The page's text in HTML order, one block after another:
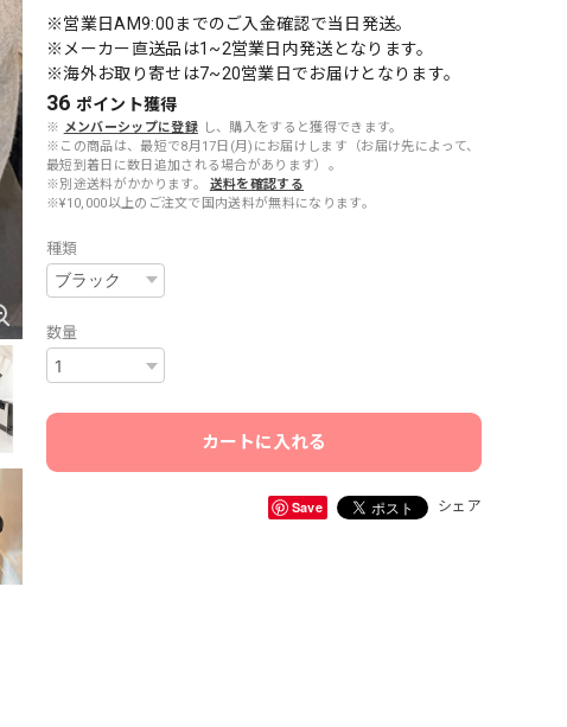
※営業日AM9:00までのご入金確認で当日発送。
※メーカー直送品は1~2営業日内発送となります。
※海外お取り寄せは7~20営業日でお届けとなります。
36 ポイント獲得
※ メンバーシップに登録 し、購入をすると獲得できます。
※この商品は、最短で8月17日(月)にお届けします（お届け先によって、
最短到着日に数日追加される場合があります）。
※別途送料がかかります。
送料を確認する
※¥10,000以上のご注文で国内送料が無料になります。
種類
数量
カートに入れる
Save シェア